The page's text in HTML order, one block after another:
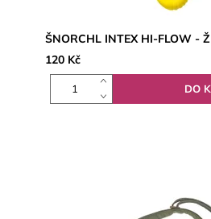
ŠNORCHL INTEX HI-FLOW -
120 Kč